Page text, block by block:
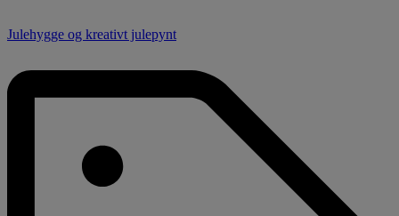
Julehygge og kreativt julepynt